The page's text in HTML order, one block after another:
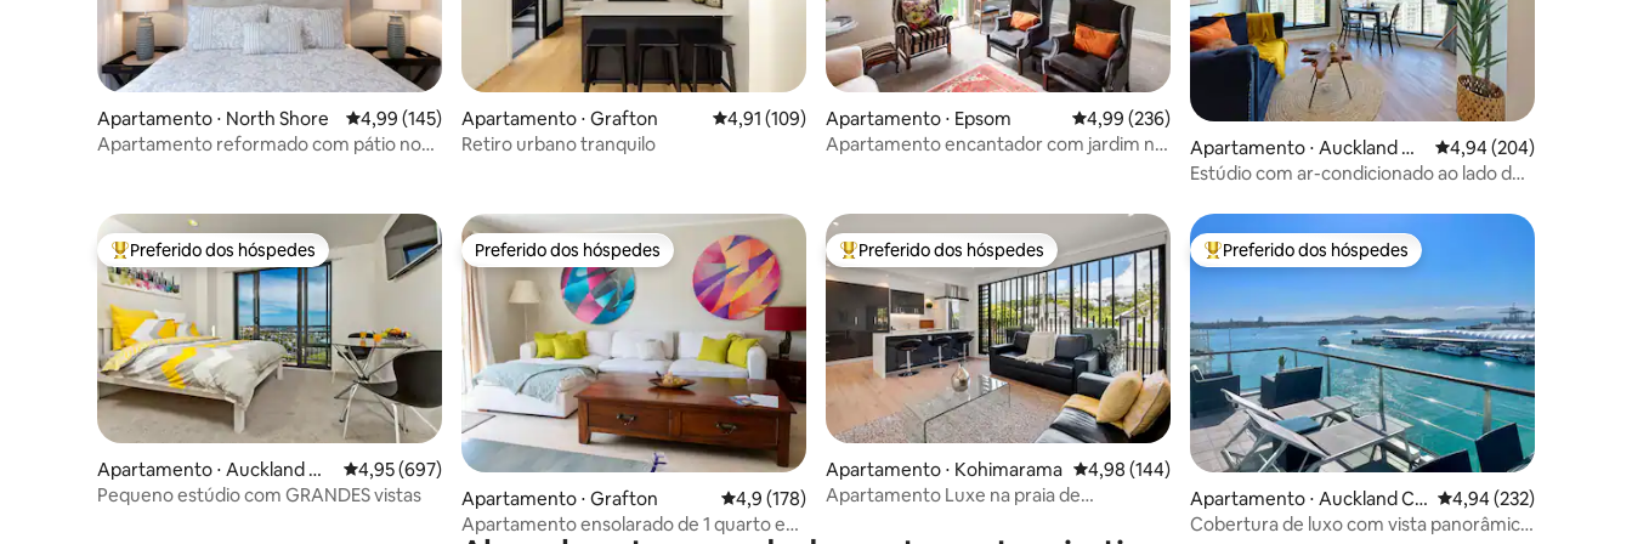
Apartamento ⋅ North Shore 4,99 de uma avaliação média de 5, 145 avaliações
4,99 (145)
Apartamento reformado com pátio no
Apartamento ⋅ Grafton 4,91 de uma avaliação média de 5, 109 avaliações
4,91 (109)
Retiro urbano tranquilo
Apartamento ⋅ Epsom 4,99 de uma avaliação média de 5, 236 avaliações
4,99 (236)
Apartamento encantador com jardim no
Apartamento ⋅ Auckland Ce
ntral Business District
4,94 de uma avaliação
4,94 (204)
Estúdio com ar-condicionado ao lado do
Entre os melhores preferidos dos hóspedes
Preferido dos hóspedes
Apartamento ⋅ Auckland Ce
ntral Business District
4,95 de uma avaliação média de 5, 697 avaliações
4,95 (697)
Pequeno estúdio com GRANDES vistas
Preferido dos hóspedes
Preferido dos hóspedes
Apartamento ⋅ Grafton 4,9 de uma avaliação média de 5, 178 avaliações
4,9 (178)
Apartamento ensolarado de 1 quarto em
Entre os melhores preferidos dos hóspedes
Preferido dos hóspedes
Apartamento ⋅ Kohimarama 4,98 de uma avaliação média de 5, 144 avaliações
4,98 (144)
Apartamento Luxe na praia de
Entre os melhores preferidos dos hóspedes
Preferido dos hóspedes
Apartamento ⋅ Auckland Ce
ntral Business District
4,94 de uma avaliação
4,94 (232)
Cobertura de luxo com vista panorâmica